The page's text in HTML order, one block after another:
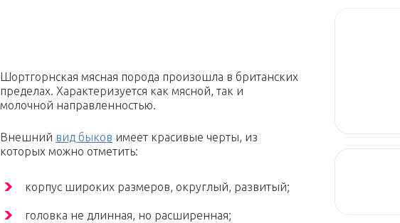
Шортгорнская мясная порода произошла в британских
пределах. Характеризуется как мясной, так и
молочной направленностью.
Внешний вид быков имеет красивые черты, из
которых можно отметить:
корпус широких размеров, округлый, развитый;
головка не длинная, но расширенная;